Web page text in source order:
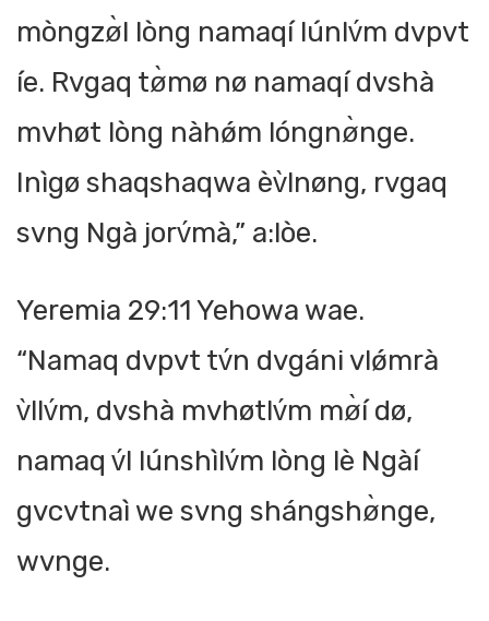
mòngzø̀l lòng namaqí lúnlv́m dvpvt
íe. Rvgaq tø̀mø nø namaqí dvshà
mvhøt lòng nàhǿm lóngnø̀nge.
Inìgø shaqshaqwa èv̀lnøng, rvgaq
svng Ngà jorv́mà,” a:lòe.
Yeremia 29:11 Yehowa wae.
“Namaq dvpvt tv́n dvgáni vlǿmrà
v̀llv́m, dvshà mvhøtlv́m mø̀í dø,
namaq v́l lúnshìlv́m lòng lè Ngàí
gvcvtnaì we svng shángshø̀nge,
wvnge.